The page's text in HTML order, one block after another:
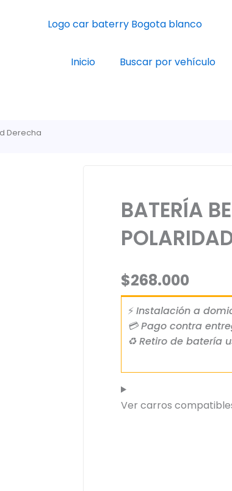
Inicio
Buscar por vehículo
Derecha
BATERÍA
$268.000
⚡Instalación a
💳 Pago contra
♻ Retiro de batería
Ver carros